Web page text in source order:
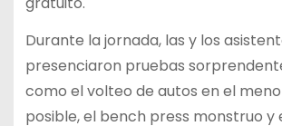
Durante la jornada, las y los
presenciaron pruebas
como el volteo de autos en el
posible, el bench press monstruo y